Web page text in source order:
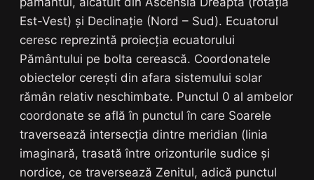
Est-Vest) și Declinație (Nord – Sud). Ecuatorul
ceresc reprezintă proiecția ecuatorului
Pământului pe bolta cerească. Coordonatele
obiectelor cerești din afara sistemului solar
rămân relativ neschimbate. Punctul 0 al ambelor
coordonate se află în punctul în care Soarele
traversează intersecția dintre meridian (linia
imaginară, trasată între orizonturile sudice și
nordice, ce traversează Zenitul, adică punctul